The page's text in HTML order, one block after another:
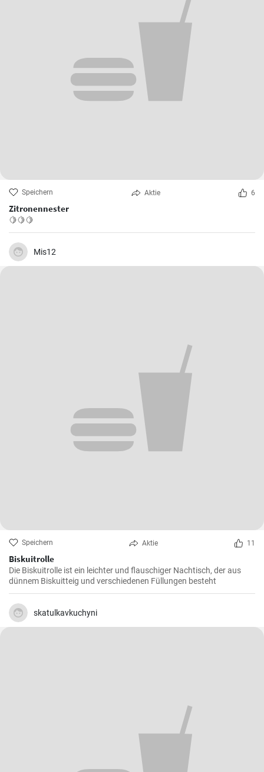
Speichern Aktie 6
Zitronennester
🍋🍋🍋
Mis12
Speichern Aktie 11
Biskuitrolle
Die Biskuitrolle ist ein leichter und flauschiger Nachtisch, der aus
dünnem Biskuitteig und verschiedenen Füllungen besteht
skatulkavkuchyni